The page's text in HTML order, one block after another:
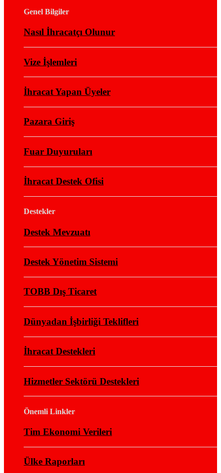
Genel Bilgiler
Nasıl İhracatçı Olunur
Vize İşlemleri
İhracat Yapan Üyeler
Pazara Giriş
Fuar Duyuruları
İhracat Destek Ofisi
Destekler
Destek Mevzuatı
Destek Yönetim Sistemi
TOBB Dış Ticaret
Dünyadan İşbirliği Teklifleri
İhracat Destekleri
Hizmetler Sektörü Destekleri
Önemli Linkler
Tim Ekonomi Verileri
Ülke Raporları